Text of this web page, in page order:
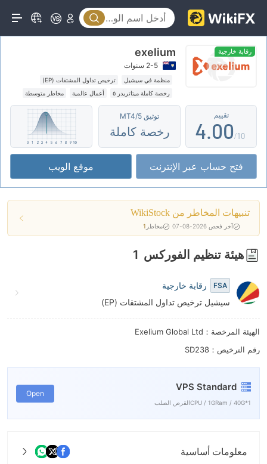
رقابة خارجية exelium
2-5 سنوات
منظمة في سيشيل
ترخيص تداول المشتقات (EP)
رخصة كاملة ميتاتريدر ٥
أعمال عالمية
مخاطر متوسطة
رقابة خارجية
تقييم
0
1
2
3
4
5
6
7
8
9
.0
1
2
3
4
5
6
7
8
9
0
1
2
3
4
5
6
7
8
9
/10
توثيق MT4/5
رخصة كاملة
فتح حساب عبر الإنترنت موقع الويب
تنبيهات المخاطر من WikiStock
آخر فحص 2026-08-07 مخاطر 1
هيئة تنظيم الفوركس 1
FSA
رقابة خارجية
سيشيل ترخيص تداول المشتقات (EP)
الهيئة المرخصة：Exelium Global Ltd
رقم الترخيص：SD238
VPS Standard
1*CPU / 1GRam / 40Gالقرص الصلب
Open
معلومات أساسية